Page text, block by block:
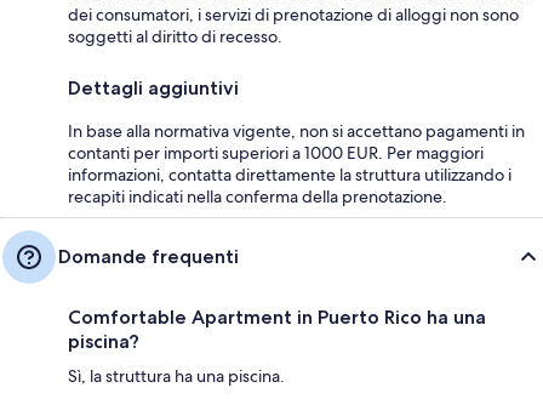
dei consumatori, i servizi di prenotazione di alloggi non sono
soggetti al diritto di recesso.
Dettagli aggiuntivi
In base alla normativa vigente, non si accettano pagamenti in
contanti per importi superiori a 1000 EUR. Per maggiori
informazioni, contatta direttamente la struttura utilizzando i
recapiti indicati nella conferma della prenotazione.
Domande frequenti
Comfortable Apartment in Puerto Rico ha una
piscina?
Sì, la struttura ha una piscina.